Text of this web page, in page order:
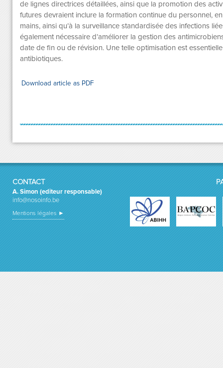
de lignes directrices détaillées, ainsi que la promotion des
futures devraient inclure la formation continue du personnel,
mains, ainsi qu’à la surveillance standardisée des infections
également nécessaire d’améliorer la gestion des
date de fin ou de révision. Une telle optimisation est
antibiotiques.
Download article as PDF
CONTACT
A. Simon (editeur responsable)
info@nosoinfo.be
Mentions légales ►